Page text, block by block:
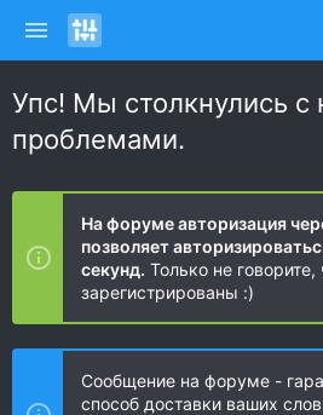
Упс! Мы столкнулись с
проблемами.
На форуме авторизация
позволяет
секунд. Только не
зарегистрированы :)
Сообщение на форуме -
способ доставки ваших